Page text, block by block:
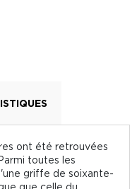
ont été retrouvées
toutes les
griffe de soixante-
que celle du